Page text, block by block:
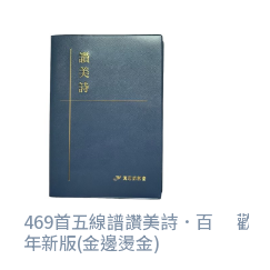
469首五線譜讚美詩．百
年新版(金邊燙金)
歡